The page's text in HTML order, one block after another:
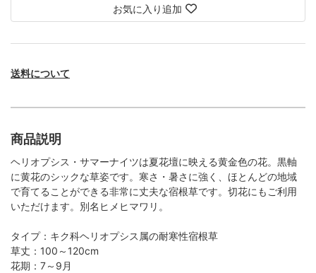
お気に入り追加
送料について
商品説明
ヘリオプシス・サマーナイツは夏花壇に映える黄金色の花。黒軸
に黄花のシックな草姿です。寒さ・暑さに強く、ほとんどの地域
で育てることができる非常に丈夫な宿根草です。切花にもご利用
いただけます。別名ヒメヒマワリ。
タイプ：キク科ヘリオプシス属の耐寒性宿根草
草丈：100～120cm
花期：7～9月